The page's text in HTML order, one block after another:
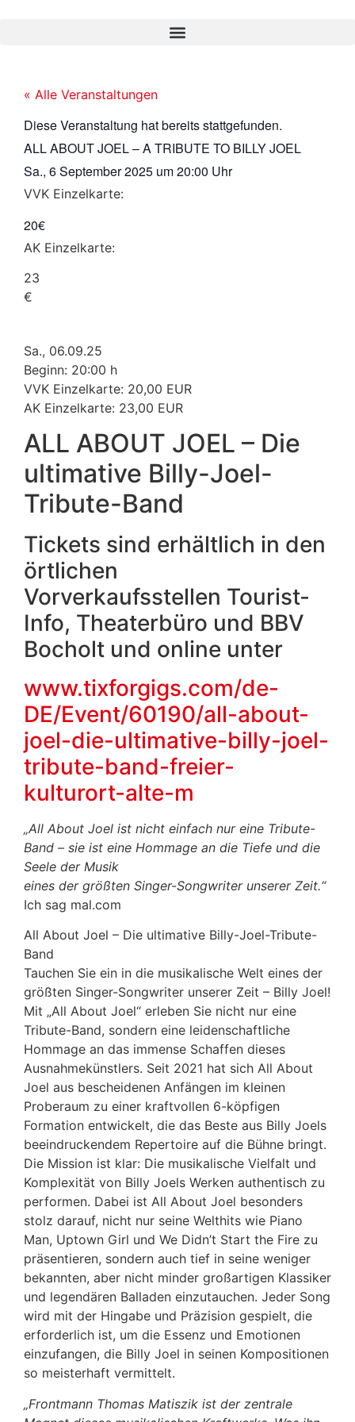
« Alle Veranstaltungen
Diese Veranstaltung hat bereits stattgefunden.
ALL ABOUT JOEL – A TRIBUTE TO BILLY JOEL
Sa., 6 September 2025 um20:00 Uhr
VVK Einzelkarte:
20€
AK Einzelkarte:
23
€
Sa., 06.09.25
Beginn: 20:00 h
VVK Einzelkarte: 20,00 EUR
AK Einzelkarte: 23,00 EUR
ALL ABOUT JOEL – Die
ultimative Billy-Joel-
Tribute-Band
Tickets sind erhältlich in den
örtlichen
Vorverkaufsstellen Tourist-
Info, Theaterbüro und BBV
Bocholt und online unter
www.tixforgigs.com/de-
DE/Event/60190/all-about-
joel-die-ultimative-billy-joel-
tribute-band-freier-
kulturort-alte-m
„All About Joel ist nicht einfach nur eine Tribute-
Band – sie ist eine Hommage an die Tiefe und die
Seele der Musik
eines der größten Singer-Songwriter unserer Zeit.“
Ich sag mal.com
All About Joel – Die ultimative Billy-Joel-Tribute-
Band
Tauchen Sie ein in die musikalische Welt eines der
größten Singer-Songwriter unserer Zeit – Billy Joel!
Mit „All About Joel“ erleben Sie nicht nur eine
Tribute-Band, sondern eine leidenschaftliche
Hommage an das immense Schaffen dieses
Ausnahmekünstlers. Seit 2021 hat sich All About
Joel aus bescheidenen Anfängen im kleinen
Proberaum zu einer kraftvollen 6-köpfigen
Formation entwickelt, die das Beste aus Billy Joels
beeindruckendem Repertoire auf die Bühne bringt.
Die Mission ist klar: Die musikalische Vielfalt und
Komplexität von Billy Joels Werken authentisch zu
performen. Dabei ist All About Joel besonders
stolz darauf, nicht nur seine Welthits wie Piano
Man, Uptown Girl und We Didn’t Start the Fire zu
präsentieren, sondern auch tief in seine weniger
bekannten, aber nicht minder großartigen Klassiker
und legendären Balladen einzutauchen. Jeder Song
wird mit der Hingabe und Präzision gespielt, die
erforderlich ist, um die Essenz und Emotionen
einzufangen, die Billy Joel in seinen Kompositionen
so meisterhaft vermittelt.
„Frontmann Thomas Matiszik ist der zentrale